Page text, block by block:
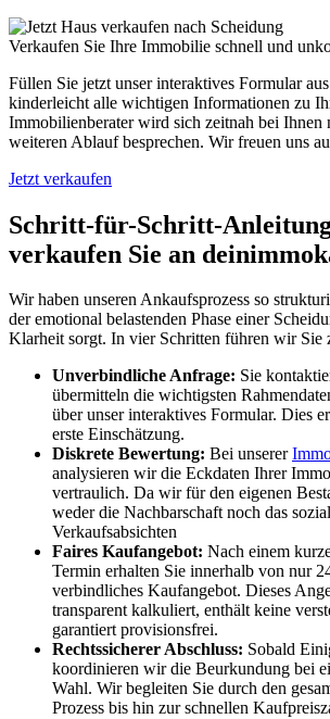
Verkaufen Sie Ihre Immobilie schnell und
Füllen Sie jetzt unser interaktives Formular
kinderleicht alle wichtigen Informationen zu
Immobilienberater wird sich zeitnah bei Ihnen
weiteren Ablauf besprechen. Wir freuen uns
Jetzt verkaufen
Schritt-für-Schritt-
verkaufen Sie an
Wir haben unseren Ankaufsprozess so
der emotional belastenden Phase einer
Klarheit sorgt. In vier Schritten führen wir Sie
Unverbindliche Anfrage: Sie
übermitteln die wichtigsten
über unser interaktives Formular. Dies
erste Einschätzung.
Diskrete Bewertung: Bei unserer
analysieren wir die Eckdaten Ihrer
vertraulich. Da wir für den eigenen
weder die Nachbarschaft noch das
Verkaufsabsichten
Faires Kaufangebot: Nach einem
Termin erhalten Sie innerhalb von nur
verbindliches Kaufangebot. Dieses
transparent kalkuliert, enthält keine
garantiert provisionsfrei.
Rechtssicherer Abschluss: Sobald
koordinieren wir die Beurkundung bei
Wahl. Wir begleiten Sie durch den
Prozess bis hin zur schnellen